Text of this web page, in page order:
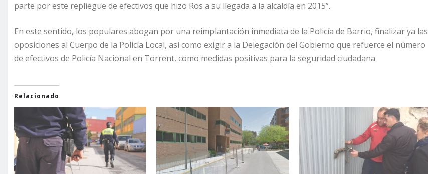
parte por este repliegue de efectivos que hizo Ros a su llegada a la alcaldía en 2015”.
En este sentido, los populares abogan por una reimplantación inmediata de la Policía de Barrio, finalizar ya las
oposiciones al Cuerpo de la Policía Local, así como exigir a la Delegación del Gobierno que refuerce el número
de efectivos de Policía Nacional en Torrent, como medidas positivas para la seguridad ciudadana.
Relacionado